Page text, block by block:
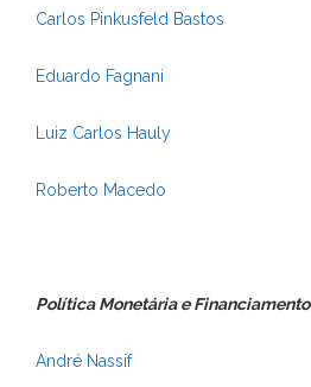
Carlos Pinkusfeld Bastos
Eduardo Fagnani
Luiz Carlos Hauly
Roberto Macedo
Política Monetária e Financiamento
André Nassif